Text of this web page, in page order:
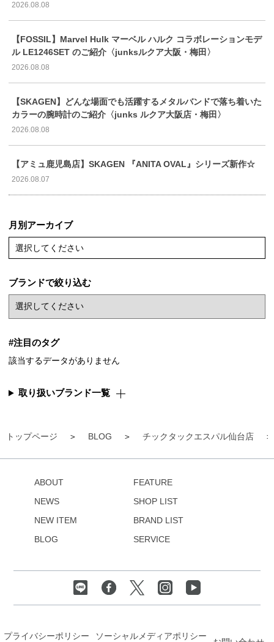
トップページ BLOG チックタックエスパル仙台店
2026.08.08
【FOSSIL】Marvel Hulk マーベル ハルク コラボレーションモデ
ル LE1246SET のご紹介〈junksルクア大阪・梅田〉
2026.08.08
【SKAGEN】どんな場面でも活躍するメタルバンドで落ち着いた
カラーの腕時計のご紹介〈junks ルクア大阪店・梅田〉
2026.08.08
【アミュ鹿児島店】SKAGEN 『ANITA OVAL』シリーズ新作☆
2026.08.07
月別アーカイブ
選択してください
ブランドで絞り込む
#注目のタグ
該当するデータがありません
取り扱いブランド一覧
ABOUT
NEWS
NEW ITEM
BLOG
FEATURE
SHOP LIST
BRAND LIST
SERVICE
プライバシーポリシー ソーシャルメディアポリシー